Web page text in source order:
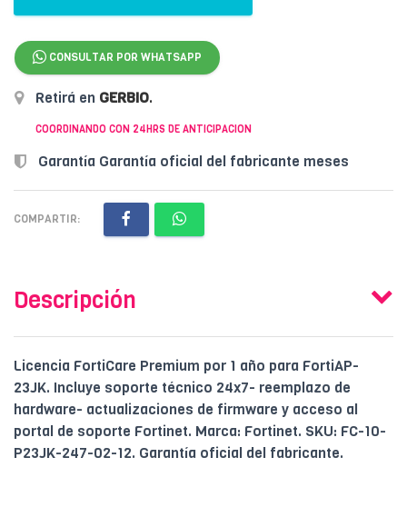
CONSULTAR POR WHATSAPP
Retirá en GERBIO.
COORDINANDO CON 24HRS DE ANTICIPACION
Garantía Garantía oficial del fabricante meses
COMPARTIR:
Descripción
Licencia FortiCare Premium por 1 año para FortiAP-
23JK. Incluye soporte técnico 24x7- reemplazo de
hardware- actualizaciones de firmware y acceso al
portal de soporte Fortinet. Marca: Fortinet. SKU: FC-10-
P23JK-247-02-12. Garantía oficial del fabricante.